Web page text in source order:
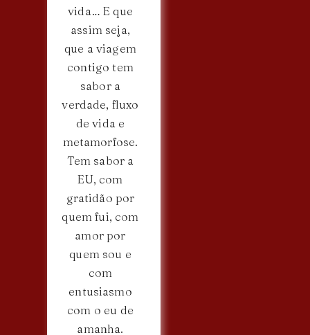
vida… E que
assim seja,
que a viagem
contigo tem
sabor a
verdade, fluxo
de vida e
metamorfose.
Tem sabor a
EU, com
gratidão por
quem fui, com
amor por
quem sou e
com
entusiasmo
com o eu de
amanha.